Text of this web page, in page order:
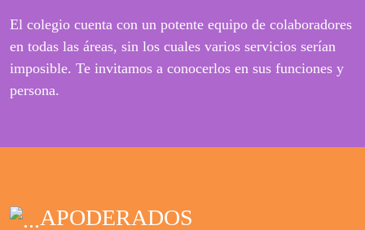
El colegio cuenta con un potente equipo de colaboradores
en todas las áreas, sin los cuales varios servicios serían
imposible. Te invitamos a conocerlos en sus funciones y
persona.
APODERADOS